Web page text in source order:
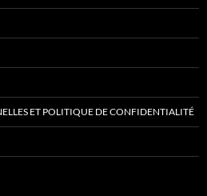
ET POLITIQUE DE CONFIDENTIALITÉ